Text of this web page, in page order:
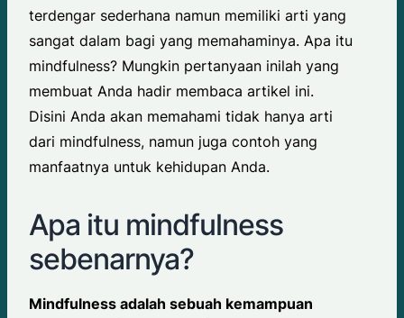
terdengar sederhana namun memiliki arti yang
sangat dalam bagi yang memahaminya. Apa itu
mindfulness? Mungkin pertanyaan inilah yang
membuat Anda hadir membaca artikel ini.
Disini Anda akan memahami tidak hanya arti
dari mindfulness, namun juga contoh yang
manfaatnya untuk kehidupan Anda.
Apa itu mindfulness
sebenarnya?
Mindfulness adalah sebuah kemampuan